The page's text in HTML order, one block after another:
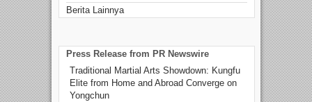
Berita Lainnya
Press Release from PR Newswire
Traditional Martial Arts Showdown: Kungfu
Elite from Home and Abroad Converge on
Yongchun